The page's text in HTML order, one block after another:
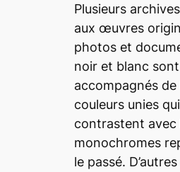
Plusieurs
aux œuvres
photos et
noir et blanc
accompagnés de
couleurs unies qui
contrastent avec
monochromes
le passé.